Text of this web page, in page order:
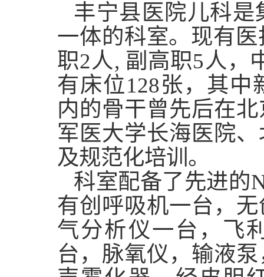
丰宁县医院儿科
一体的科室。现有
职2人, 副高职5人，
有床位128张，其中
内的骨干曾先后在
军医大学长海医院
及规范化培训。
科室配备了先进的
有创呼吸机一台，
气分析仪一台，飞
台，脉氧仪，输液